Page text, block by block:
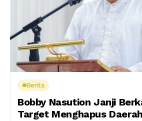
Berita
Bobby Nasution Janji
Target Menghapus